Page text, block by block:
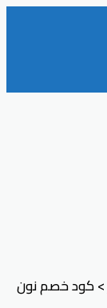
>كود خصم نون